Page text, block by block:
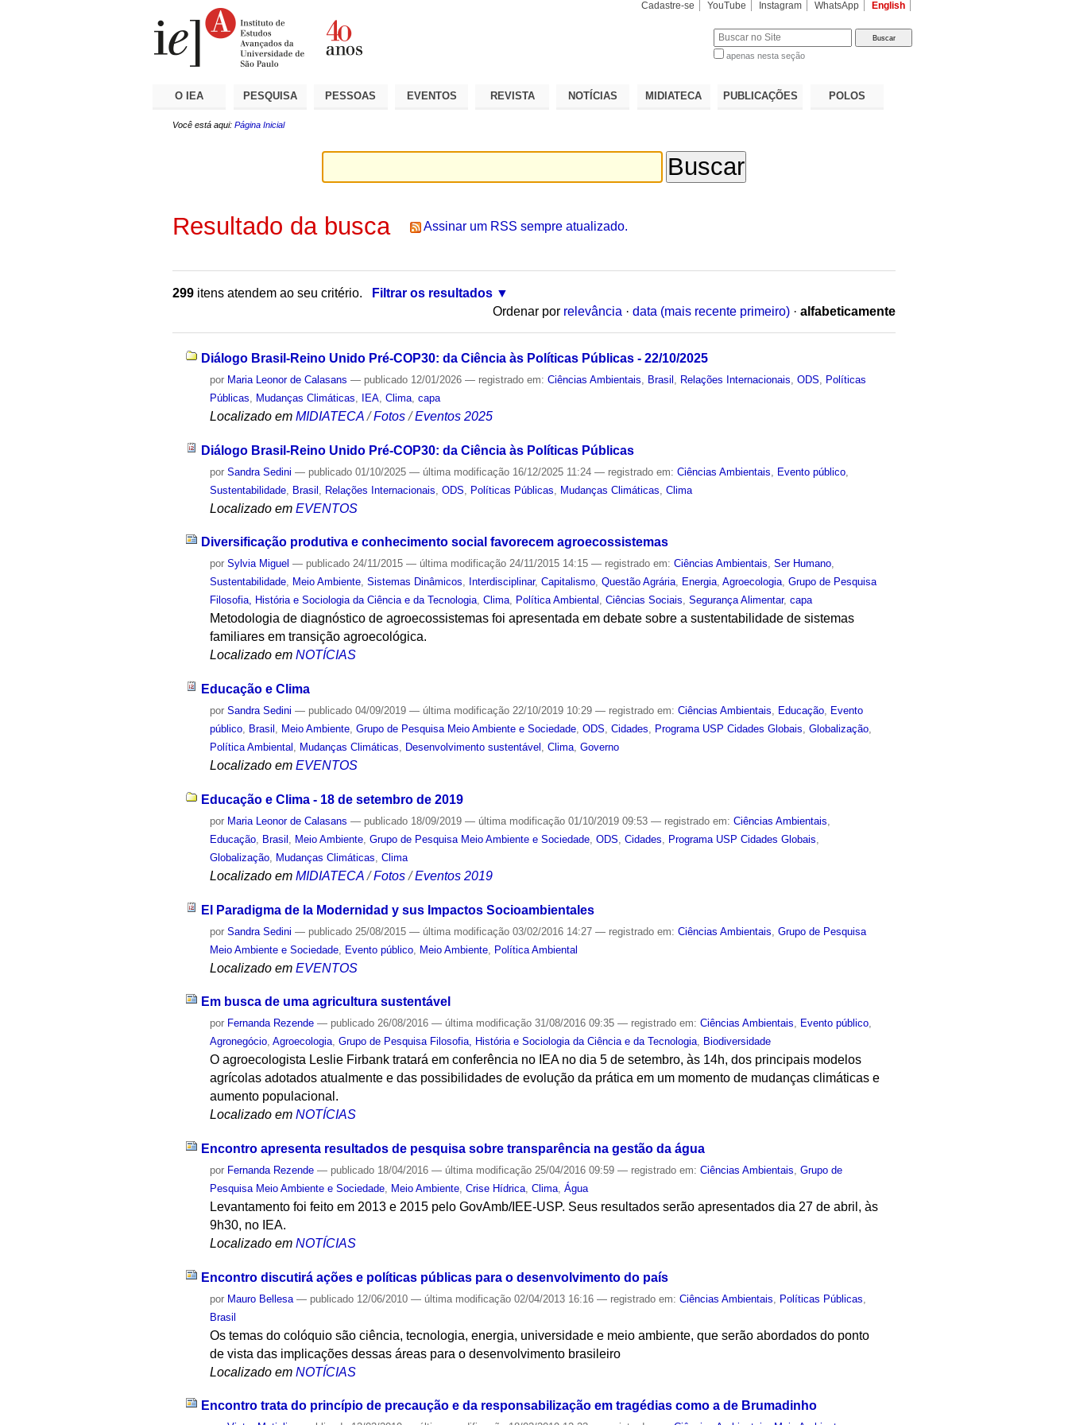
Cadastre-se YouTube Instagram WhatsApp English
apenas nesta seção
O IEA PESQUISA PESSOAS EVENTOS REVISTA NOTÍCIAS MIDIATECA PUBLICAÇÕES POLOS
Você está aqui: Página Inicial
Resultado da busca Assinar um RSS sempre atualizado.
299 itens atendem ao seu critério.
Filtrar os resultados
Ordenar por relevância · data (mais recente primeiro) · alfabeticamente
Diálogo Brasil-Reino Unido Pré-COP30: da Ciência às Políticas Públicas - 22/10/2025
por Maria Leonor de Calasans — publicado 12/01/2026— registrado em:Ciências Ambientais Brasil Relações Internacionais ,ODS
Políticas
Públicas
Mudanças Climáticas IEA ,Clima ,capa
Localizado em MIDIATECA /Fotos /Eventos 2025
Diálogo Brasil-Reino Unido Pré-COP30: da Ciência às Políticas Públicas
porSandra Sedini — publicado 01/10/2025— última modificação 16/12/2025 11:24— registrado em:Ciências Ambientais Evento público
Sustentabilidade Brasil Relações Internacionais ,ODS Políticas Públicas Mudanças Climáticas ,Clima
Localizado em EVENTOS
Diversificação produtiva e conhecimento social favorecem agroecossistemas
porSylvia Miguel — publicado 24/11/2015— última modificação 24/11/2015 14:15— registrado em:Ciências Ambientais,Ser Humano,
Sustentabilidade, Meio Ambiente,Sistemas Dinâmicos, Interdisciplinar,Capitalismo,Questão Agrária, Energia,Agroecologia,Grupo de Pesquisa
Filosofia, História e Sociologia da Ciência e da Tecnologia,Clima, Política Ambiental ,Ciências Sociais,Segurança Alimentar,capa
Metodologia de diagnóstico de agroecossistemas foi apresentada em debate sobre a sustentabilidade de sistemas
familiares em transição agroecológica.
Localizado em NOTÍCIAS
Educação e Clima
porSandra Sedini — publicado 04/09/2019— última modificação 22/10/2019 10:29— registrado em:Ciências Ambientais, Educação, Evento
público, Brasil , Meio Ambiente,Grupo de Pesquisa Meio Ambiente e Sociedade,ODS,Cidades, Programa USP Cidades Globais,Globalização,
Política Ambiental , Mudanças Climáticas, Desenvolvimento sustentável ,Clima,Governo
Localizado em EVENTOS
Educação e Clima - 18 de setembro de 2019
por Maria Leonor de Calasans — publicado 18/09/2019— última modificação 01/10/2019 09:53— registrado em:Ciências Ambientais
Educação
Brasil Meio Ambiente ,Grupo de Pesquisa Meio Ambiente e Sociedade ,ODS ,Cidades Programa USP Cidades Globais
Globalização
Mudanças Climáticas ,Clima
Localizado em MIDIATECA /Fotos /Eventos 2019
El Paradigma de la Modernidad y sus Impactos Socioambientales
porSandra Sedini — publicado 25/08/2015— última modificação 03/02/2016 14:27— registrado em:Ciências Ambientais ,Grupo de Pesquisa
Meio Ambiente e Sociedade Evento público Meio Ambiente Política Ambiental
Localizado em EVENTOS
Em busca de uma agricultura sustentável
por Fernanda Rezende — publicado 26/08/2016— última modificação 31/08/2016 09:35— registrado em:Ciências Ambientais, Evento público,
Agronegócio,Agroecologia,Grupo de Pesquisa Filosofia, História e Sociologia da Ciência e da Tecnologia, Biodiversidade
O agroecologista Leslie Firbank tratará em conferência no IEA no dia 5 de setembro, às 14h, dos principais modelos
agrícolas adotados atualmente e das possibilidades de evolução da prática em um momento de mudanças climáticas e
aumento populacional.
Localizado em NOTÍCIAS
Encontro apresenta resultados de pesquisa sobre transparência na gestão da água
por Fernanda Rezende — publicado 18/04/2016— última modificação 25/04/2016 09:59— registrado em:Ciências Ambientais ,Grupo de
Pesquisa Meio Ambiente e Sociedade
Meio Ambiente ,Crise Hídrica ,Clima ,Água
Levantamento foi feito em 2013 e 2015 pelo GovAmb/IEE-USP. Seus resultados serão apresentados dia 27 de abril, às
9h30, no IEA.
Localizado em NOTÍCIAS
Encontro discutirá ações e políticas públicas para o desenvolvimento do país
por Mauro Bellesa — publicado 12/06/2010— última modificação 02/04/2013 16:16— registrado em:Ciências Ambientais Políticas Públicas
Brasil
Os temas do colóquio são ciência, tecnologia, energia, universidade e meio ambiente, que serão abordados do ponto
de vista das implicações dessas áreas para o desenvolvimento brasileiro
Localizado em NOTÍCIAS
Encontro trata do princípio de precaução e da responsabilização em tragédias como a de Brumadinho